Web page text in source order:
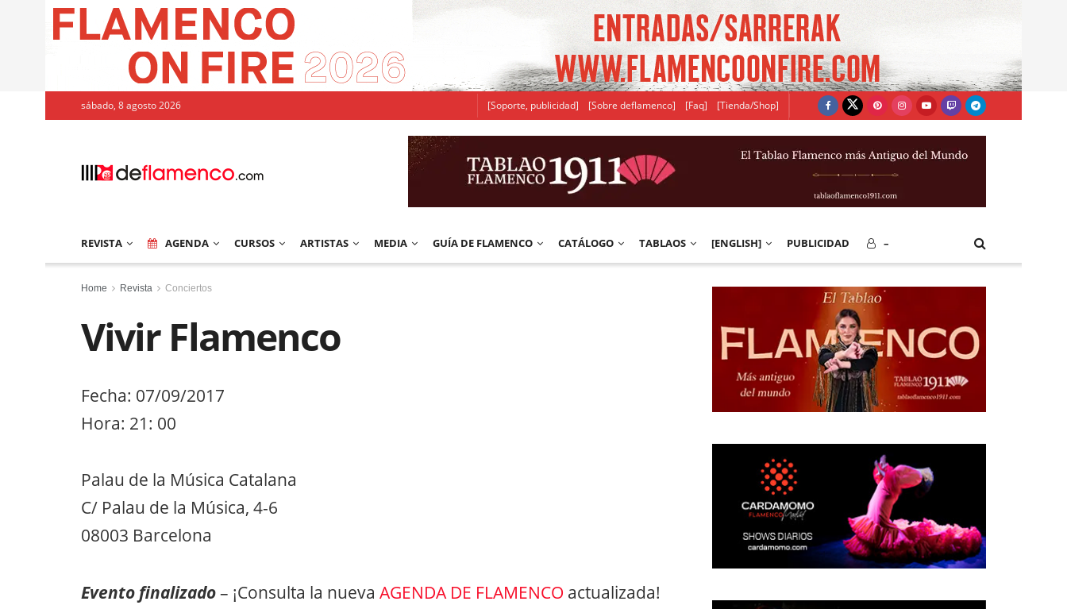
sábado, 8 agosto 2026 [Soporte, publicidad] [Sobre deflamenco] [Faq] [Tienda/Shop]
REVISTA AGENDA CURSOS ARTISTAS MEDIA GUÍA DE FLAMENCO CATÁLOGO TABLAOS [ENGLISH] PUBLICIDAD –
Home Revista Conciertos
Vivir Flamenco
Fecha: 07/09/2017
Hora: 21: 00
Palau de la Música Catalana
C/ Palau de la Música, 4-6
08003 Barcelona
Evento finalizado– ¡Consulta la nueva AGENDA DE FLAMENCO actualizada!